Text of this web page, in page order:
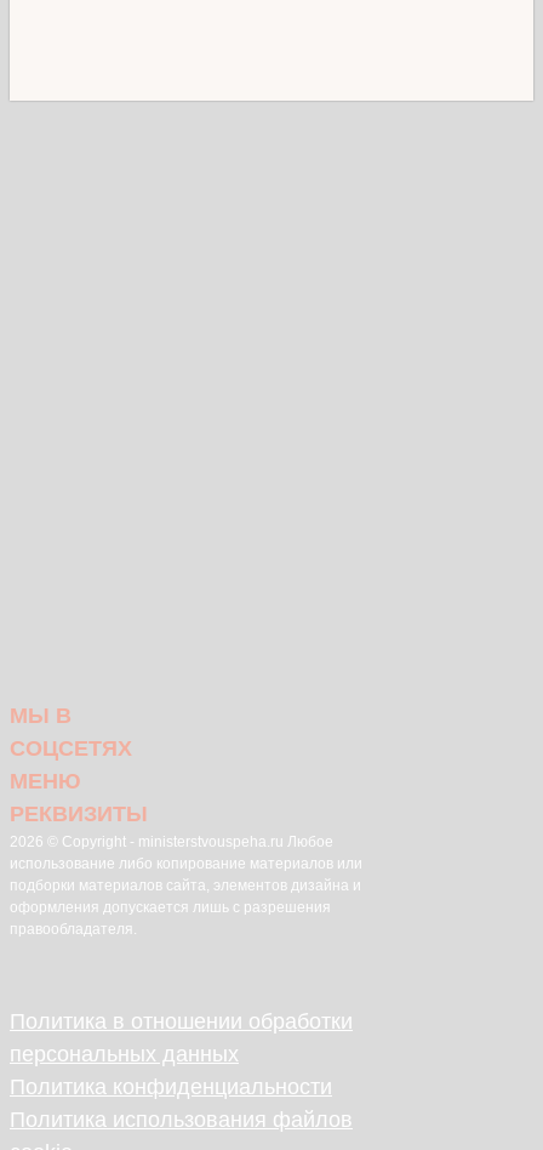
МЫ В
СОЦСЕТЯХ
МЕНЮ
РЕКВИЗИТЫ
2026 © Copyright - ministerstvouspeha.ru Любое
использование либо копирование материалов или
подборки материалов сайта, элементов дизайна и
оформления допускается лишь с разрешения
правообладателя.
Политика в отношении обработки
персональных данных
Политика конфиденциальности
Политика использования файлов